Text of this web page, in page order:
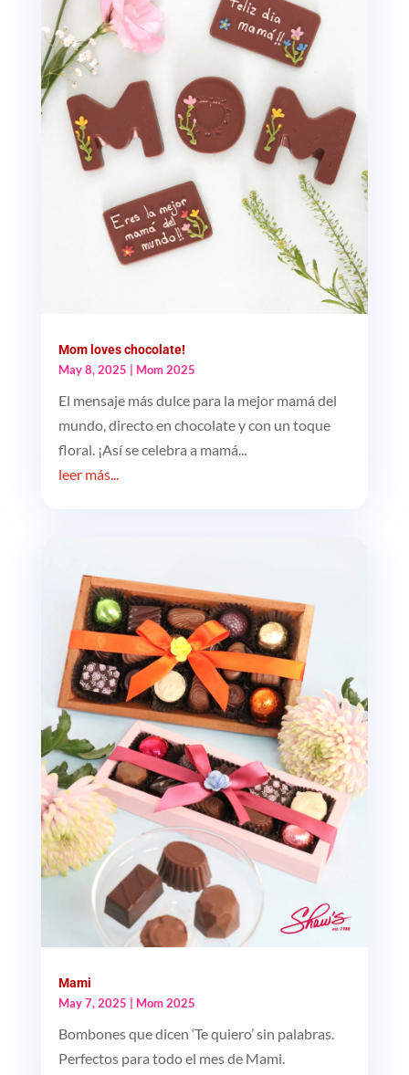
Mom loves chocolate!
May 8, 2025
Mom 2025
El mensaje más dulce para la mejor mamá del
mundo, directo en chocolate y con un toque
floral. ¡Así se celebra a mamá...
leer más...
Mami
May 7, 2025
Mom 2025
Bombones que dicen ‘Te quiero’ sin palabras.
Perfectos para todo el mes de Mami.